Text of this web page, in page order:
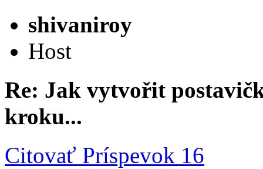
shivaniroy
Host
Re: Jak vytvořit
kroku...
Citovať Príspevok 16